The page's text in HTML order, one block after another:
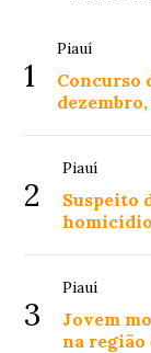
1
Piauí
Concurso
2
Piauí
Suspeito
3
Piauí
Jovem
na região